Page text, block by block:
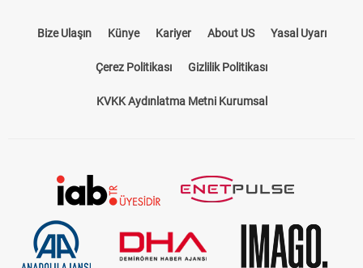
Bize Ulaşın Künye Kariyer About US Yasal Uyarı
Çerez Politikası Gizlilik Politikası
KVKK Aydınlatma Metni Kurumsal